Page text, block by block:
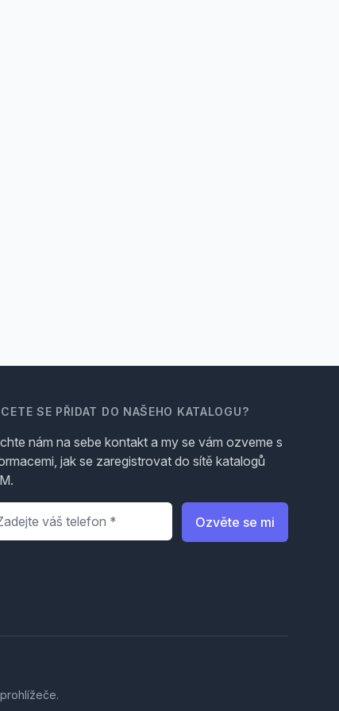
SE PŘIDAT DO NAŠEHO KATALOGU?
nám na sebe kontakt a my se vám ozveme s
jak se zaregistrovat do sítě katalogů
Ozvěte se mi